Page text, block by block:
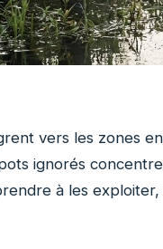
vers les zones
ignorés
à les